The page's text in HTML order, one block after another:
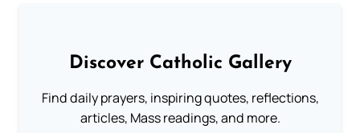
Discover Catholic Gallery
Find daily prayers, inspiring quotes, reflections,
articles, Mass readings, and more.